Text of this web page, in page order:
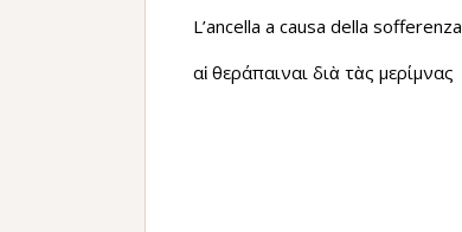
L’ancella a causa della sofferenza
αἱ θεράπαιναι διὰ τὰς μερίμνας